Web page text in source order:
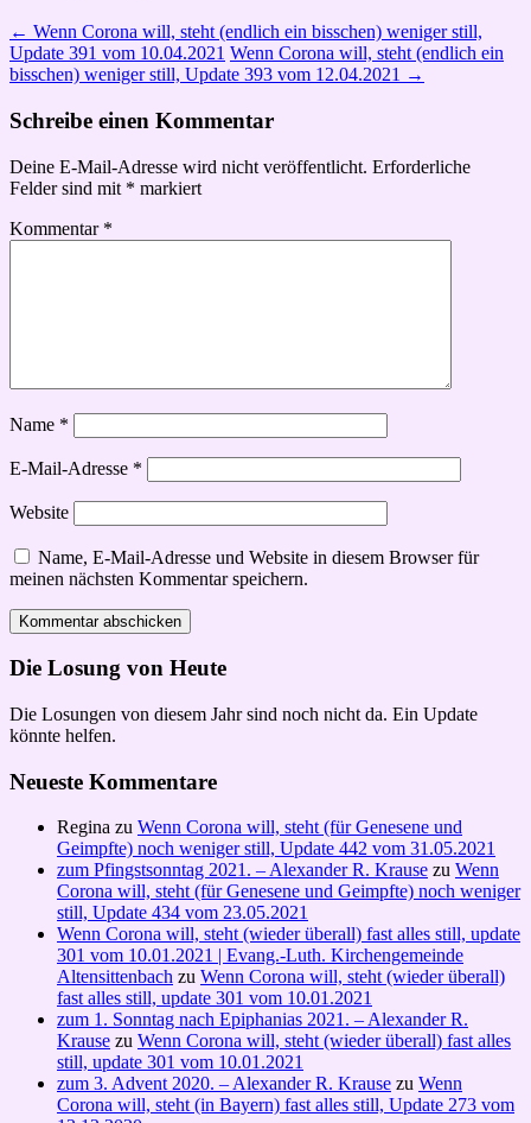
← Wenn Corona will, steht (endlich ein bisschen) weniger still,
Update 391 vom 10.04.2021 Wenn Corona will, steht (endlich ein
bisschen) weniger still, Update 393 vom 12.04.2021 →
Schreibe einen Kommentar
Deine E-Mail-Adresse wird nicht veröffentlicht. Erforderliche
Felder sind mit * markiert
Kommentar *
Name *
E-Mail-Adresse *
Website
Name, E-Mail-Adresse und Website in diesem Browser für
meinen nächsten Kommentar speichern.
Die Losung von Heute
Die Losungen von diesem Jahr sind noch nicht da. Ein Update
könnte helfen.
Neueste Kommentare
Regina zu Wenn Corona will, steht (für Genesene und
Geimpfte) noch weniger still, Update 442 vom 31.05.2021
zum Pfingstsonntag 2021. – Alexander R. Krause zu Wenn
Corona will, steht (für Genesene und Geimpfte) noch weniger
still, Update 434 vom 23.05.2021
Wenn Corona will, steht (wieder überall) fast alles still, update
301 vom 10.01.2021 | Evang.-Luth. Kirchengemeinde
Altensittenbach zu Wenn Corona will, steht (wieder überall)
fast alles still, update 301 vom 10.01.2021
zum 1. Sonntag nach Epiphanias 2021. – Alexander R.
Krause zu Wenn Corona will, steht (wieder überall) fast alles
still, update 301 vom 10.01.2021
zum 3. Advent 2020. – Alexander R. Krause zu Wenn
Corona will, steht (in Bayern) fast alles still, Update 273 vom